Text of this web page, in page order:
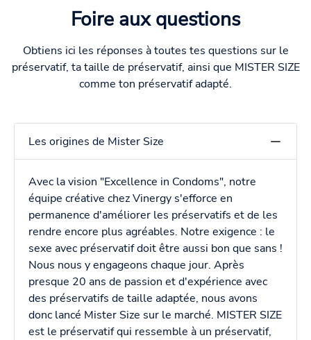
Foire aux questions
Obtiens ici les réponses à toutes tes questions sur le
préservatif, ta taille de préservatif, ainsi que MISTER SIZE
comme ton préservatif adapté.
Les origines de Mister Size
Avec la vision "Excellence in Condoms", notre
équipe créative chez Vinergy s'efforce en
permanence d'améliorer les préservatifs et de les
rendre encore plus agréables. Notre exigence : le
sexe avec préservatif doit être aussi bon que sans !
Nous nous y engageons chaque jour. Après
presque 20 ans de passion et d'expérience avec
des préservatifs de taille adaptée, nous avons
donc lancé Mister Size sur le marché. MISTER SIZE
est le préservatif qui ressemble à un préservatif,